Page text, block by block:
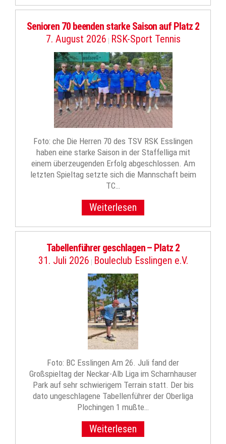
Senioren 70 beenden starke Saison auf Platz 2
7. August 2026 | RSK-Sport Tennis
Foto: che Die Herren 70 des TSV RSK Esslingen
haben eine starke Saison in der Staffelliga mit
einem überzeugenden Erfolg abgeschlossen. Am
letzten Spieltag setzte sich die Mannschaft beim
TC…
Weiterlesen
Tabellenführer geschlagen – Platz 2
31. Juli 2026 | Bouleclub Esslingen e.V.
Foto: BC Esslingen Am 26. Juli fand der
Großspieltag der Neckar-Alb Liga im Scharnhauser
Park auf sehr schwierigem Terrain statt. Der bis
dato ungeschlagene Tabellenführer der Oberliga
Plochingen 1 mußte…
Weiterlesen